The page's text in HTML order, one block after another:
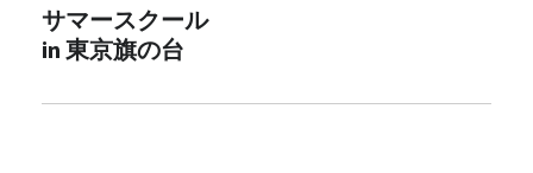
サマースクール
in 東京旗の台
8/4 子どもの電子顕微鏡サマースクール